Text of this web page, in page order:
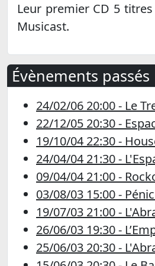
Leur premier CD 5
Musicast.
Évènements passés
24/02/06 20:00 - Le
22/12/05 20:30 -
19/10/04 22:30 -
24/04/04 21:30 -
09/04/04 21:00 -
03/08/03 15:00 -
19/07/03 21:00 -
26/06/03 19:30 -
25/06/03 20:30 -